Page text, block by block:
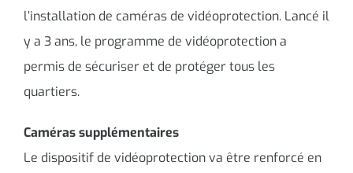
l’installation de caméras de vidéoprotection. Lancé il
y a 3 ans, le programme de vidéoprotection a
permis de sécuriser et de protéger tous les
quartiers.
Caméras supplémentaires
Le dispositif de vidéoprotection va être renforcé en